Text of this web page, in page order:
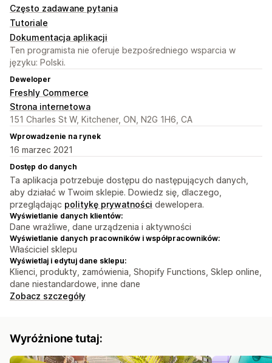
Często zadawane pytania
Tutoriale
Dokumentacja aplikacji
Ten programista nie oferuje bezpośredniego wsparcia w
języku: Polski.
Deweloper
Freshly Commerce
Strona internetowa
151 Charles St W, Kitchener, ON, N2G 1H6, CA
Wprowadzenie na rynek
16 marzec 2021
Dostęp do danych
Ta aplikacja potrzebuje dostępu do następujących danych,
aby działać w Twoim sklepie. Dowiedz się, dlaczego,
przeglądając politykę prywatności dewelopera.
Wyświetlanie danych klientów:
Dane wrażliwe, dane urządzenia i aktywności
Wyświetlanie danych pracowników i współpracowników:
Właściciel sklepu
Wyświetlaj i edytuj dane sklepu:
Klienci, produkty, zamówienia, Shopify Functions, Sklep online,
dane niestandardowe, inne dane
Zobacz szczegóły
Wyróżnione tutaj: